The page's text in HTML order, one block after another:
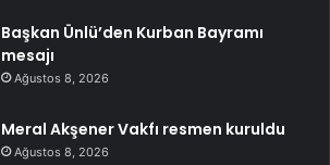
Başkan Ünlü’den Kurban Bayramı
mesajı
Ağustos 8, 2026
Meral Akşener Vakfı resmen kuruldu
Ağustos 8, 2026